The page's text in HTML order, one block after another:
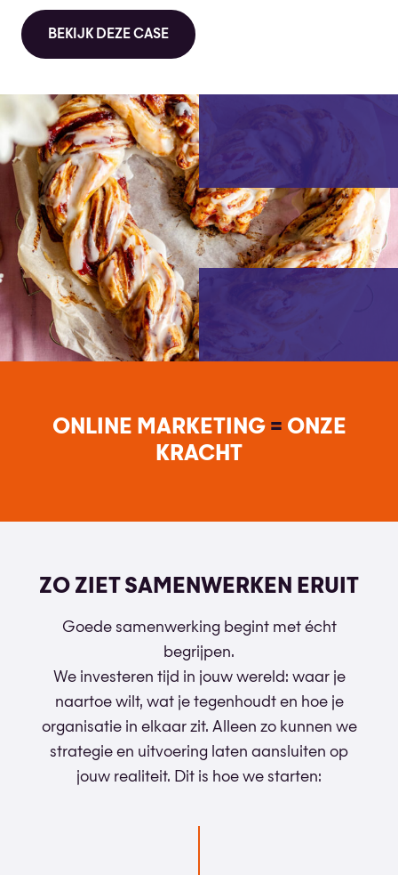
BEKIJK DEZE CASE
ONLINE MARKETING = ONZE
KRACHT
ZO ZIET SAMENWERKEN ERUIT
Goede samenwerking begint met écht
begrijpen.
We investeren tijd in jouw wereld: waar je
naartoe wilt, wat je tegenhoudt en hoe je
organisatie in elkaar zit. Alleen zo kunnen we
strategie en uitvoering laten aansluiten op
jouw realiteit. Dit is hoe we starten: